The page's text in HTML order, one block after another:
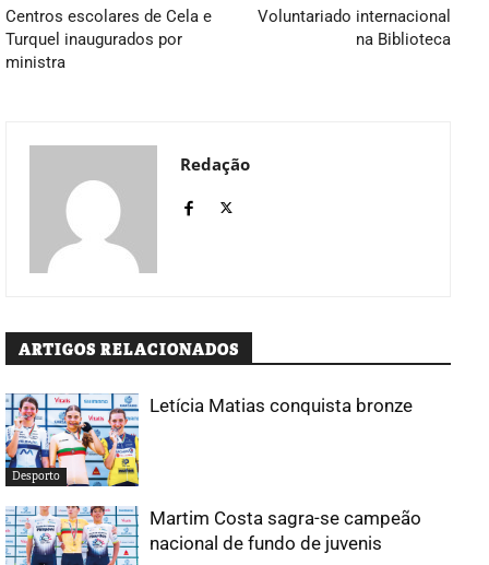
Centros escolares de Cela e
Turquel inaugurados por
ministra
Voluntariado internacional
na Biblioteca
Redação
ARTIGOS RELACIONADOS
Desporto
Letícia Matias conquista bronze
Martim Costa sagra-se campeão
nacional de fundo de juvenis